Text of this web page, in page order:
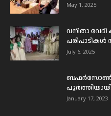
May 1, 2025
വനിതാ
പരിപാടികൾ
July 6, 2025
ബഫര്‍സോണ്‍:
പൂര്‍ത്തിയായി
January 17, 2023